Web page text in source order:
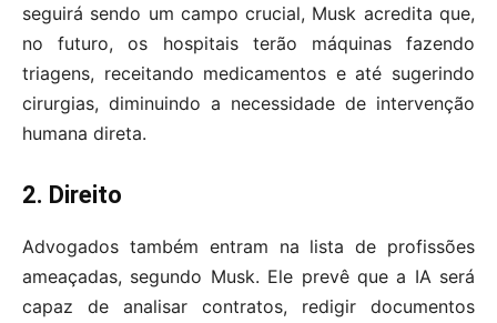
seguirá sendo um campo crucial, Musk acredita que,
no futuro, os hospitais terão máquinas fazendo
triagens, receitando medicamentos e até sugerindo
cirurgias, diminuindo a necessidade de intervenção
humana direta.
2. Direito
Advogados também entram na lista de profissões
ameaçadas, segundo Musk. Ele prevê que a IA será
capaz de analisar contratos, redigir documentos